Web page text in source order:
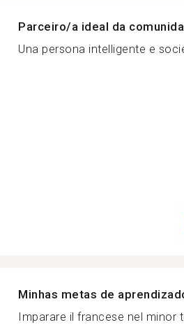
Parceiro/a ideal da
Una persona intelligente e
Minhas metas de
Imparare il francese nel minor